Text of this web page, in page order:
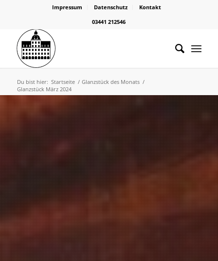
Impressum Datenschutz
Kontakt
03441 212546
Du bist hier: Startseite / Glanzstück des Monats /
Glanzstück März 2024